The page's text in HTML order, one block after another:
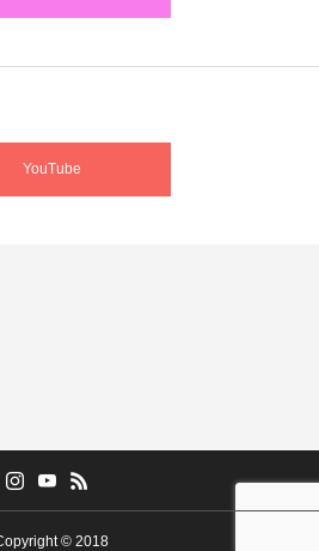
YouTube
© 2018